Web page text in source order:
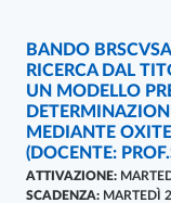
BANDI- ULTIMO
BANDO
RICERCA DAL
UN MODELLO
MEDIANTE
(DOCENTE:
ATTIVAZIONE:
SCADENZA: MARTEDÌ